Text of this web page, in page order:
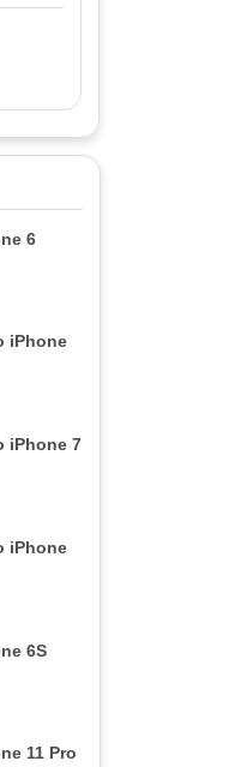
6
iPhone
iPhone 7
iPhone
6S
11 Pro